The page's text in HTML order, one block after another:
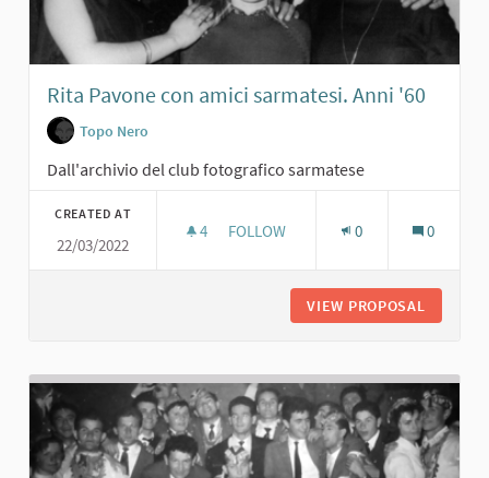
Rita Pavone con amici sarmatesi. Anni '60
Topo Nero
Dall'archivio del club fotografico sarmatese
CREATED AT
22/03/2022
4 4 FOLLOWERS
FOLLOW 0 0
VIEW PROPOSAL